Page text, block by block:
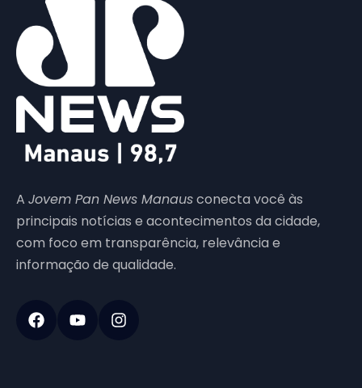
A Jovem Pan News Manausconecta você às
principais notícias e acontecimentos da cidade,
com foco em transparência, relevância e
informação de qualidade.